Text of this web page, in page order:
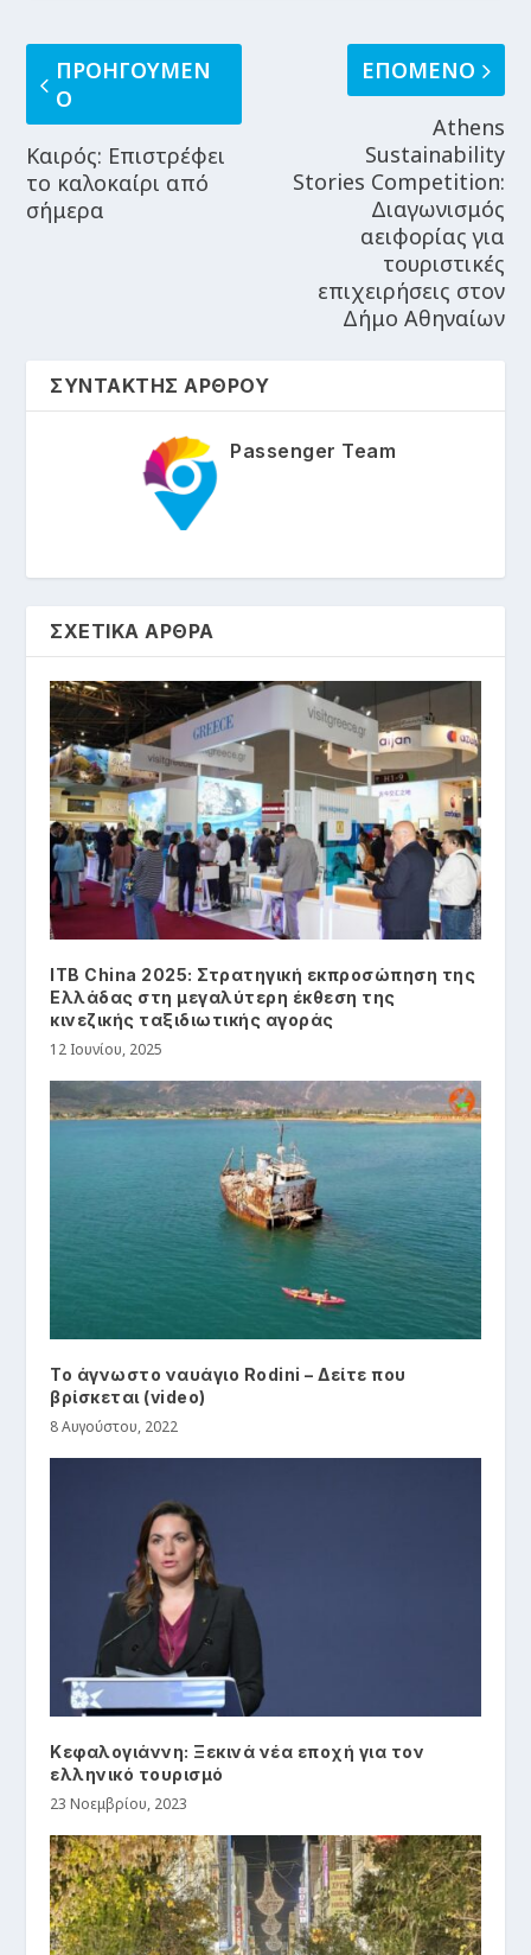
ΠΡΟΗΓΟΥΜΕΝ
Ο
Καιρός: Επιστρέφει
το καλοκαίρι από
σήμερα
ΕΠΟΜΕΝΟ
Athens
Sustainability
Stories Competition:
Διαγωνισμός
αειφορίας για
τουριστικές
επιχειρήσεις στον
Δήμο Αθηναίων
ΣΥΝΤΑΚΤΗΣ ΑΡΘΡΟΥ
Passenger Team
ΣΧΕΤΙΚΑ ΑΡΘΡΑ
ITB China 2025: Στρατηγική εκπροσώπηση της
Ελλάδας στη μεγαλύτερη έκθεση της
κινεζικής ταξιδιωτικής αγοράς
12 Ιουνίου, 2025
Το άγνωστο ναυάγιο Rodini – Δείτε που
βρίσκεται (video)
8 Αυγούστου, 2022
Κεφαλογιάννη: Ξεκινά νέα εποχή για τον
ελληνικό τουρισμό
23 Νοεμβρίου, 2023